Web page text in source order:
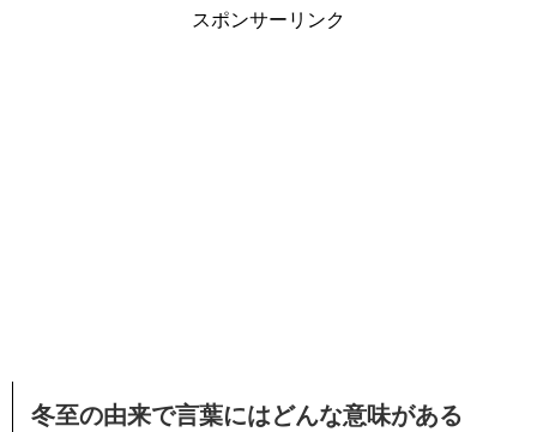
スポンサーリンク
冬至の由来で言葉にはどんな意味がある